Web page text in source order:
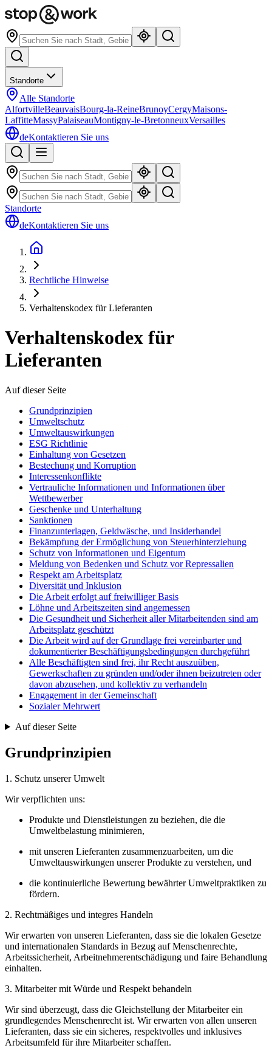
Standorte
Alle Standorte
AlfortvilleBeauvaisBourg-la-ReineBrunoyCergyMaisons-
LaffitteMassyPalaiseauMontigny-le-BretonneuxVersailles
deKontaktieren Sie uns
Standorte
deKontaktieren Sie uns
Rechtliche Hinweise
Verhaltenskodex für Lieferanten
Verhaltenskodex für
Lieferanten
Auf dieser Seite
Grundprinzipien
Umweltschutz
Umweltauswirkungen
ESG Richtlinie
Einhaltung von Gesetzen
Bestechung und Korruption
Interessenkonflikte
Vertrauliche Informationen und Informationen über
Wettbewerber
Geschenke und Unterhaltung
Sanktionen
Finanzunterlagen, Geldwäsche, und Insiderhandel
Bekämpfung der Ermöglichung von Steuerhinterziehung
Schutz von Informationen und Eigentum
Meldung von Bedenken und Schutz vor Repressalien
Respekt am Arbeitsplatz
Diversität und Inklusion
Die Arbeit erfolgt auf freiwilliger Basis
Löhne und Arbeitszeiten sind angemessen
Die Gesundheit und Sicherheit aller Mitarbeitenden sind am
Arbeitsplatz geschützt
Die Arbeit wird auf der Grundlage frei vereinbarter und
dokumentierter Beschäftigungsbedingungen durchgeführt
Alle Beschäftigten sind frei, ihr Recht auszuüben,
Gewerkschaften zu gründen und/oder ihnen beizutreten oder
davon abzusehen, und kollektiv zu verhandeln
Engagement in der Gemeinschaft
Sozialer Mehrwert
Auf dieser Seite
Grundprinzipien
1. Schutz unserer Umwelt
Wir verpflichten uns:
Produkte und Dienstleistungen zu beziehen, die die
Umweltbelastung minimieren,
mit unseren Lieferanten zusammenzuarbeiten, um die
Umweltauswirkungen unserer Produkte zu verstehen, und
die kontinuierliche Bewertung bewährter Umweltpraktiken zu
fördern.
2. Rechtmäßiges und integres Handeln
Wir erwarten von unseren Lieferanten, dass sie die lokalen Gesetze
und internationalen Standards in Bezug auf Menschenrechte,
Arbeitssicherheit, Arbeitnehmerentschädigung und faire Behandlung
einhalten.
3. Mitarbeiter mit Würde und Respekt behandeln
Wir sind überzeugt, dass die Gleichstellung der Mitarbeiter ein
grundlegendes Menschenrecht ist. Wir erwarten von allen unseren
Lieferanten, dass sie ein sicheres, respektvolles und inklusives
Arbeitsumfeld für ihre Mitarbeiter schaffen.